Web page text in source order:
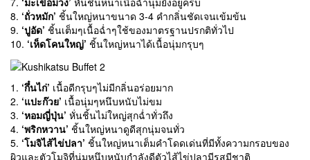
8. ‘ถั่วหมัก’ ชิ้นใหญ่หนาขนาด 3-4 คำกลิ่นชัดเจนเข้มข้น
9. ‘ปูอัด’ ชิ้นเต็มๆเนื้อฉ่ำๆใช้ของมาตรฐานปรกติทั่วไป
10. ‘เห็ดโคนใหญ่’ ชิ้นใหญ่หนาได้เนื้อนุ่มกรุบๆ
1. ‘กึ๋นไก่’ เนื้อดีกรุบๆไม่มีกลิ่นอร่อยมาก
2. ‘แปะก๊วย’ เนื้อนุ่มๆหนึบหนับไม่ขม
3. ‘หอมญี่ปุ่น’ หั่นชิ้นไม่ใหญ่สุกฉ่ำทั่วถึง
4. ‘พริกหวาน’ ชิ้นใหญ่หนาดูดีสุกนุ่มจนทั่ว
5. ‘โมจิไส้ไข่ปลา’ ชิ้นใหญ่หนาเต็มคำโดดเด่นที่มีทั้งความกรอบของ
ผิวและตัวโมจิที่นุ่มหนึบหนับกำลังดีตัวไส้ไข่ปลามีรสมีชาติ